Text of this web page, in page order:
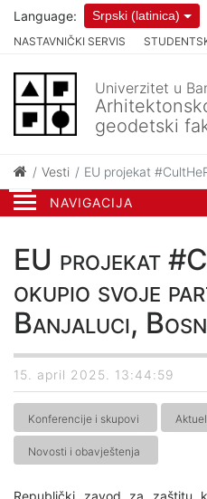
NAVIGACIJA
NASTAVNIČKI SERVIS
Language: Srpski (latinica)
Univerzitet u
geodetski
Vesti EU projekat
EU projekat
okupio svoje
Banjaluci,
15. april 2025. 13:44:59
Konferencije i skupovi
Novosti i obavještenja
Republički zavod za zaštitu